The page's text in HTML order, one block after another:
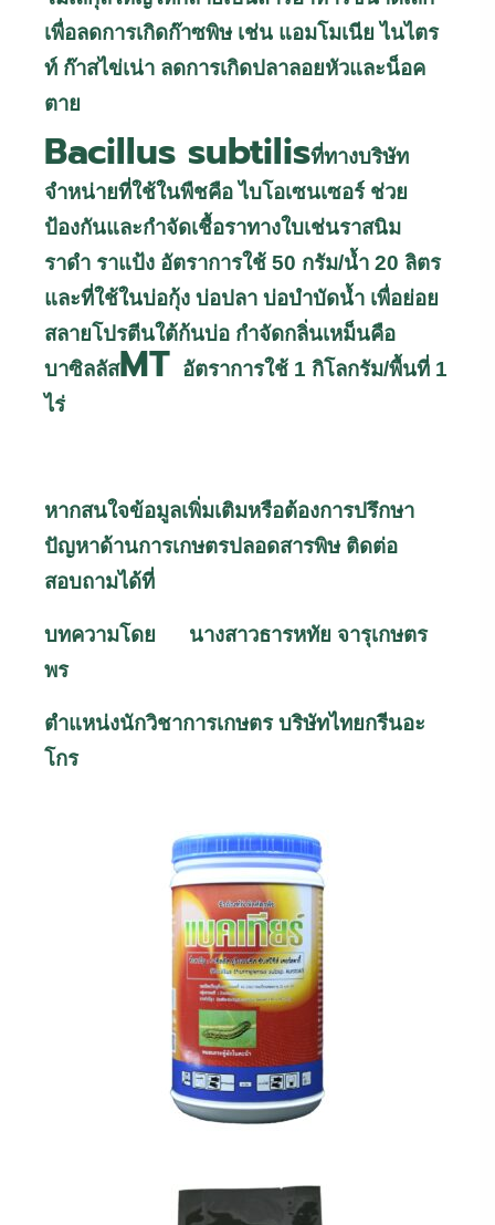
เพื่อลดการเกิดก๊าซพิษ เช่น แอมโมเนีย ไนไตร
ท์ ก๊าสไข่เน่า ลดการเกิดปลาลอยหัวและน็อค
ตาย
Bacillus subtilisที่ทางบริษัท
จำหน่ายที่ใช้ในพืชคือ ไบโอเซนเซอร์ ช่วย
ป้องกันและกำจัดเชื้อราทางใบเช่นราสนิม
ราดำ ราแป้ง อัตราการใช้ 50 กรัม/น้ำ 20 ลิตร
และที่ใช้ในบ่อกุ้ง บ่อปลา บ่อบำบัดน้ำ เพื่อย่อย
สลายโปรตีนใต้ก้นบ่อ กำจัดกลิ่นเหม็นคือ
บาซิลลัสMT อัตราการใช้ 1 กิโลกรัม/พื้นที่ 1
ไร่
หากสนใจข้อมูลเพิ่มเติมหรือต้องการปรึกษา
ปัญหาด้านการเกษตรปลอดสารพิษ ติดต่อ
สอบถามได้ที่
บทความโดย นางสาวธารหทัย จารุเกษตร
พร
ตำแหน่งนักวิชาการเกษตร บริษัทไทยกรีนอะ
โกร